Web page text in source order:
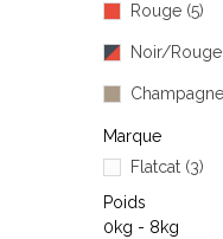
Rouge (5)
Noir/Rouge
Champagne
Orange
Beige(1)
Noir/Bleu
Marque
Flatcat (3)
Poids
0kg - 8kg